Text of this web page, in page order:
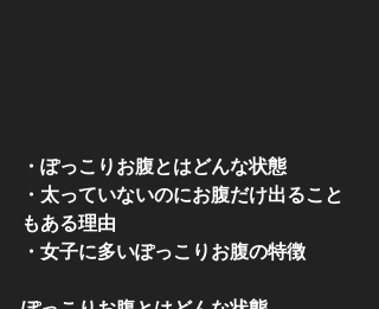
・ぽっこりお腹とはどんな状態
・太っていないのにお腹だけ出ること
もある理由
・女子に多いぽっこりお腹の特徴